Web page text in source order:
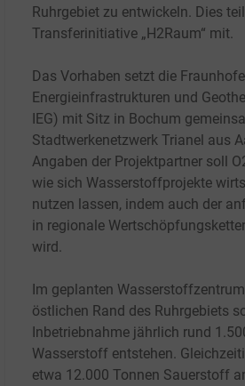
Ruhrgebiet zu entwickeln. Dies
Transferinitiative „H2Raum“ mit.
Das Vorhaben setzt die
Energieinfrastrukturen und
IEG) mit Sitz in Bochum
Stadtwerkenetzwerk Trianel aus
Angaben der Projektpartner soll
wie sich Wasserstoffprojekte
nutzen lassen, indem auch der
in regionale
wird.
Im geplanten
östlichen Rand des Ruhrgebiets
Inbetriebnahme jährlich rund
Wasserstoff entstehen.
etwa 12.000 Tonnen Sauerstoff